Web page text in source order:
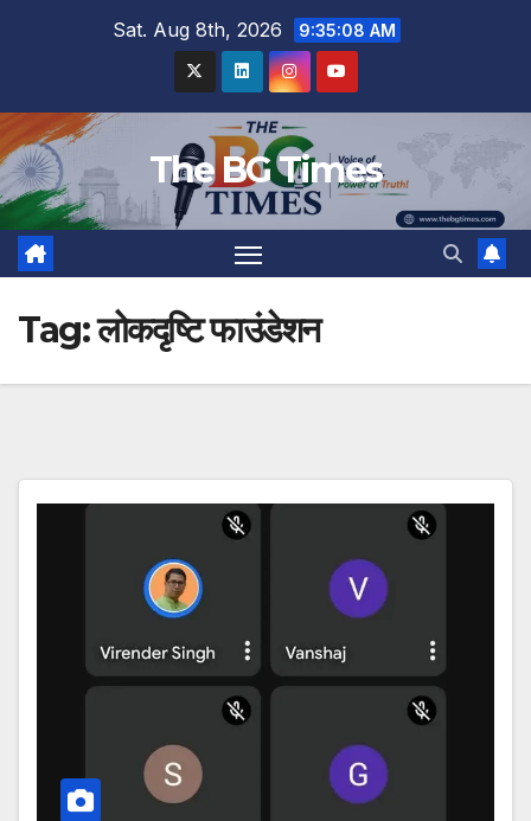
Sat. Aug 8th, 2026 9:35:09 AM
The BG Times
Tag:लोकदृष्टि फाउंडेशन